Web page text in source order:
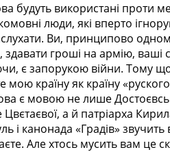
будуть використані проти
люди, які вперто
Ви, принципово
гроші на армію, ваші
є запорукою війни. Тому що
мою країну як країну
є мовою не лише
а й патріарха
і канонада «Градів»
Але хтось мусить вам це